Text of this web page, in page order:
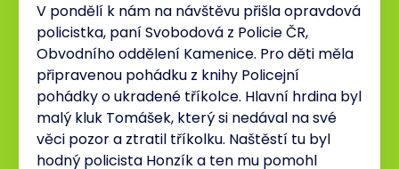
V pondělí k nám na návštěvu přišla opravdová
policistka, paní Svobodová z Policie ČR,
Obvodního oddělení Kamenice. Pro děti měla
připravenou pohádku z knihy Policejní
pohádky o ukradené tříkolce. Hlavní hrdina byl
malý kluk Tomášek, který si nedával na své
věci pozor a ztratil tříkolku. Naštěstí tu byl
hodný policista Honzík a ten mu pomohl